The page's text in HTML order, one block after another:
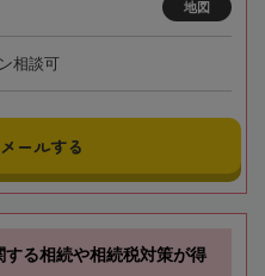
地図
相談可
ールする
する相続や相続税対策が得